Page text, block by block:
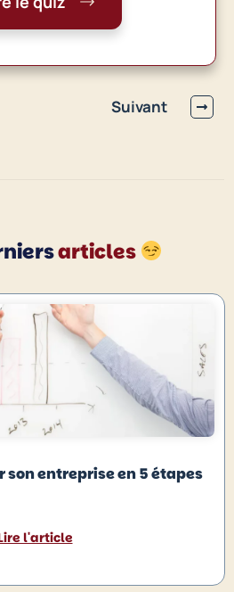
Suivant
articles
entreprise en 5 étapes
l'article